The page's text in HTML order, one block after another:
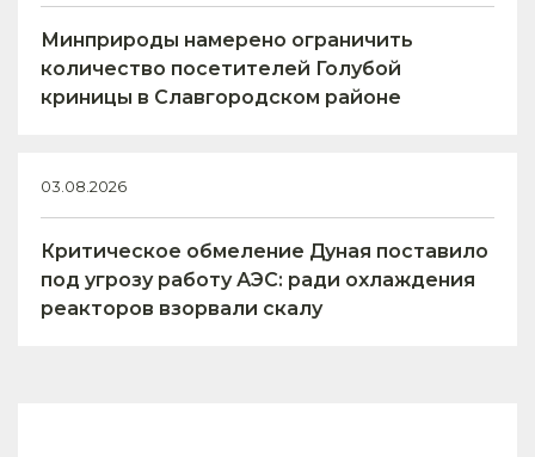
Минприроды намерено ограничить
количество посетителей Голубой
криницы в Славгородском районе
03.08.2026
Критическое обмеление Дуная поставило
под угрозу работу АЭС: ради охлаждения
реакторов взорвали скалу